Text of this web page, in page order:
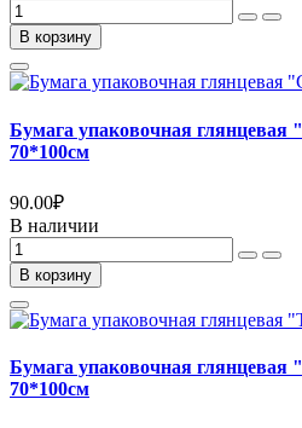
В корзину
Бумага упаковочная
70*100см
90.00₽
В наличии
В корзину
Бумага упаковочная глянцевая
70*100см